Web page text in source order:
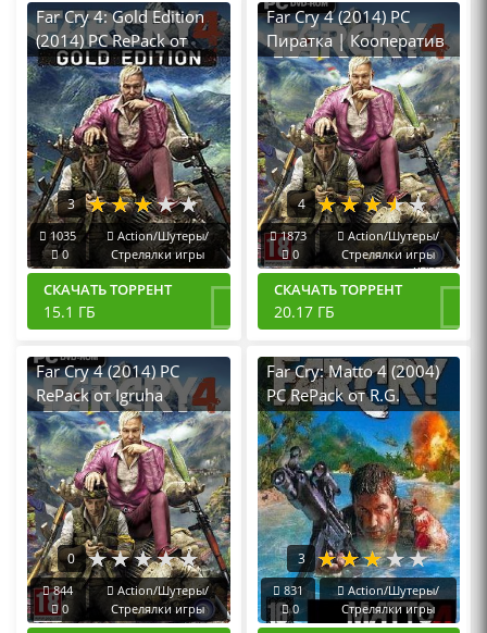
Far Cry 4: Gold Edition
(2014) PC RePack от
qoob
3
1035
0
Action/Шутеры/
Стрелялки игры
СКАЧАТЬ ТОРРЕНТ
15.1 ГБ
Far Cry 4 (2014) PC
Пиратка | Кооператив
по сети
4
1873
0
Action/Шутеры/
Стрелялки игры
СКАЧАТЬ ТОРРЕНТ
20.17 ГБ
Far Cry 4 (2014) PC
RePack от Igruha
0
844
0
Action/Шутеры/
Стрелялки игры
Far Cry: Matto 4 (2004)
PC RePack от R.G.
Механики
3
831
0
Action/Шутеры/
Стрелялки игры